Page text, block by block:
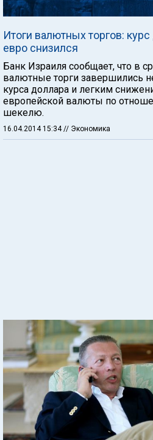
Итоги валютных торгов:
евро снизился
Банк Израиля сообщает, что в
валютные торги
курса доллара и легким
европейской валюты по
шекелю.
16.04.2014 15:34 // Экономика